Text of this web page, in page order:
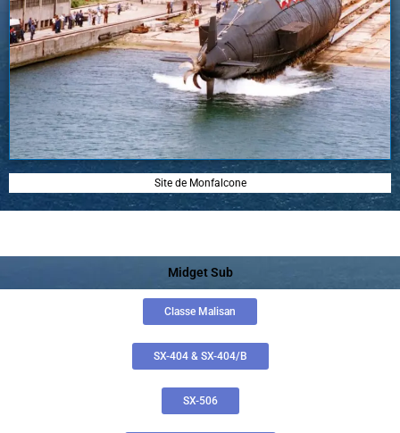
Site de Monfalcone
Midget Sub
Classe Malisan
SX-404 & SX-404/B
SX-506